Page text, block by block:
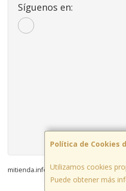
Política de Cookies
Utilizamos cookies
Puede obtener más
Síguenos en:
mitienda.info © 2026